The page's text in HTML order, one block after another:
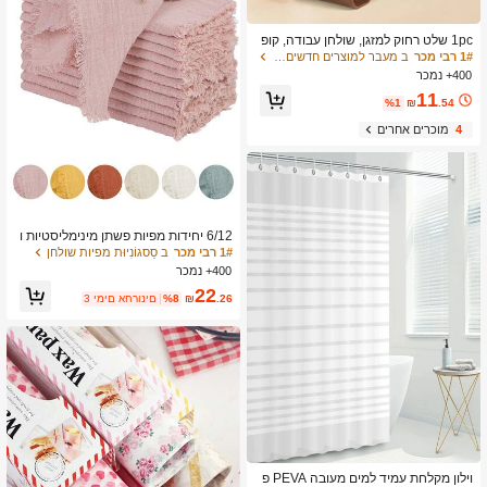
1pc שלט רחוק למזגן, שולחן עבודה, קופ
סת אחסון לשלט רחוק לטלוויזיה לבית ספ
ר, משרד, בית, נסיעות, תיק, ארגונית, אח
אם, עיצוב חדר שינה, גינה, עיצוב מטבח,
ר, רך, סיום לימודים
1# רבי מכר
ב מעבר למוצרים חדשים ורבי מכר שכולם קונים כיסויי א
400+ נמכר
₪11 .54
%1
4מוכרים אחרים
וילון מקלחת עמיד למים מעובה PEVA פ
6/12 יחידות מפיות פשתן מינימליסטיות ו
רעננות, סופגות לעור, מתאימות למסיבה,
חתונה, מסעדה, עיצוב שולחן אוכל, נושמ
1# רבי מכר
ב סַסגוֹנִיוּת מפיות שולחן
400+ נמכר
₪22.26
%8 3 ימים אחרונים